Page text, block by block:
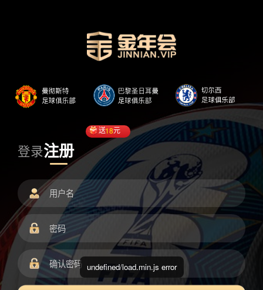
登录注册
送18元
undefined/load.min.js error